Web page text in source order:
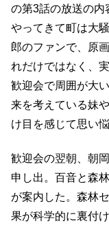
の第3話の放送の内
やってきて町は大
郎のファンで、原
れだけではなく、
歓迎会で周囲が大
来を考えている妹
け目を感じて思い
歓迎会の翌朝、朝
申し出。百音と森
が案内した。森林
果が科学的に裏付